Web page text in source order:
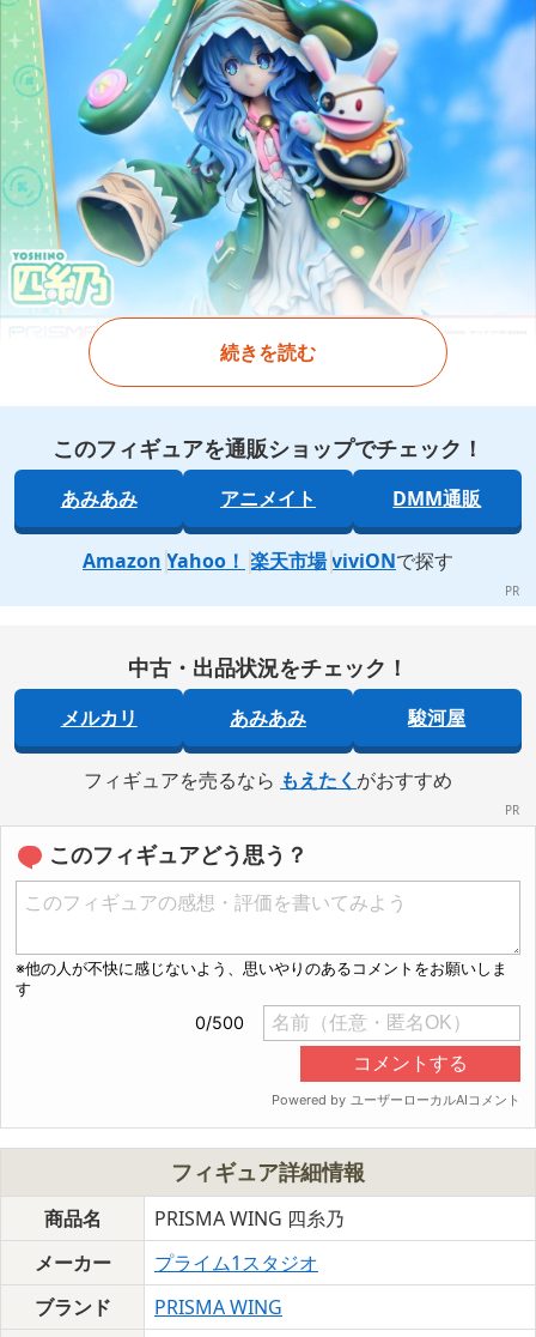
続きを読む
このフィギュアを通販ショップでチェック！
あみあみ アニメイト DMM通販
Amazon Yahoo！ 楽天市場 viviONで探す
中古・出品状況をチェック！
メルカリ あみあみ 駿河屋
フィギュアを売るなら もえたく がおすすめ
このフィギュアどう思う？
フィギュア詳細情報
商品名
PRISMA WING 四糸乃
メーカー
プライム1スタジオ
ブランド
PRISMA WING